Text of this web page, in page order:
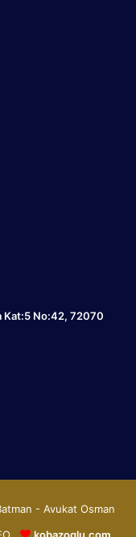
Kat:5 No:42, 72070
- Avukat Osman